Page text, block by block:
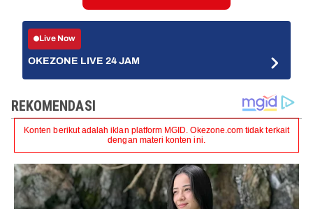
Live Now
OKEZONE LIVE 24 JAM